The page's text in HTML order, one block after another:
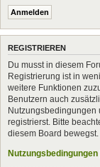
REGISTRIEREN
Du musst in diesem
Registrierung ist in
weitere Funktionen
Benutzern auch
Nutzungsbedingungen
registrierst. Bitte
diesem Board bewegst.
Nutzungsbedingungen